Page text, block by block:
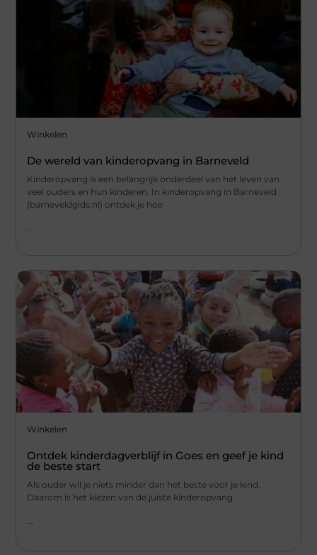
Winkelen
De wereld van kinderopvang in Barneveld
Kinderopvang is een belangrijk onderdeel van het leven van
veel ouders en hun kinderen. In kinderopvang in Barneveld
(barneveldgids.nl) ontdek je hoe
...
Winkelen
Ontdek kinderdagverblijf in Goes en geef je kind
de beste start
Als ouder wil je niets minder dan het beste voor je kind.
Daarom is het kiezen van de juiste kinderopvang